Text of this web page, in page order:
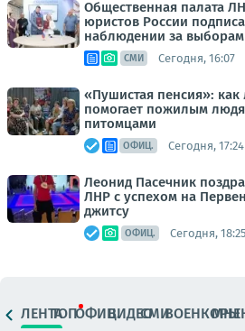
Общественная палата
юристов России
наблюдении за
СМИ Сегодня, 16:07
«Пушистая пенсия»: как
помогает пожилым
питомцами
ОФИЦ. Сегодня, 17:24
Леонид Пасечник
ЛНР с успехом на
джитсу
ОФИЦ. Сегодня, 18:25
ЛЕНТАТОПОФИЦ.ВИДЕОСМИВОЕНКОРЫ